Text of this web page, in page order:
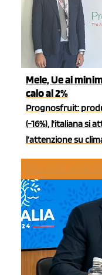
Mele, Ue ai
calo al 2%
Prognosfruit:
(-16%), l'italiana si
l’attenzione su